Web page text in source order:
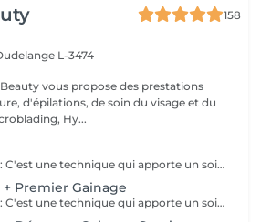
158
L-3474
vous propose des prestations
d'épilations, de soin du visage et du
Hy...
La manucure russe : C'est une technique qui apporte un soin complet de l'ongle naturel et des cuticules. Grâce à la manucure russe l'ongle est entièrement nettoyé des peaux et cuticules collés, ce qui apporte un rendu net et durable.
+ Premier Gainage
La manucure russe : C'est une technique qui apporte un soin complet de l'ongle naturel et des cuticules. Grâce à la manucure russe le semi permanent est posé sous la cuticule ce qui permet une repousse invisible de 7 à 12 jours. Cette prestation comprend la manucure russe complète ainsi que la pose renforcée au semi permanent (aucune dépose ne sera faite)